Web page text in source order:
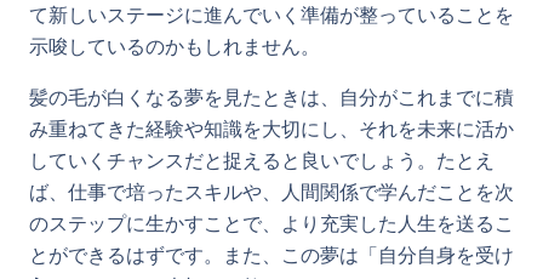
て新しいステージに進んでいく準備が整っていることを
示唆しているのかもしれません。
髪の毛が白くなる夢を見たときは、自分がこれまでに積
み重ねてきた経験や知識を大切にし、それを未来に活か
していくチャンスだと捉えると良いでしょう。たとえ
ば、仕事で培ったスキルや、人間関係で学んだことを次
のステップに生かすことで、より充実した人生を送るこ
とができるはずです。また、この夢は「自分自身を受け